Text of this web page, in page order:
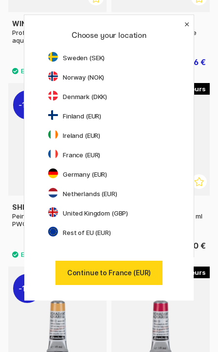
WINSOR & NEWTON
Professional Peinture
aquarelle Tube 14 ml (Série 4)
26.60 €
Cotman Peinture aquarelle
Tube 8 ml
4.16 €
11%
SHINHAN
Peinture aquarelle Premium
PWC 15 ml (Série 2)
Peinture aquarelle PRO 7,5 ml
2.80 €
41
11%
Choose your location
Sweden (SEK)
Norway (NOK)
Denmark (DKK)
Finland (EUR)
Ireland (EUR)
France (EUR)
Germany (EUR)
Netherlands (EUR)
United Kingdom (GBP)
Rest of EU (EUR)
Continue to France (EUR)